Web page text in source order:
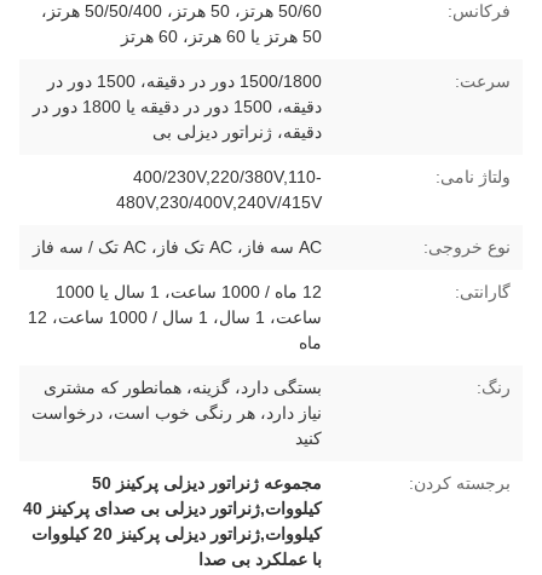
فرکانس:
50/60 هرتز، 50 هرتز، 50/50/400 هرتز،
50 هرتز یا 60 هرتز، 60 هرتز
سرعت:
1500/1800 دور در دقیقه، 1500 دور در
دقیقه، 1500 دور در دقیقه یا 1800 دور در
دقیقه، ژنراتور دیزلی بی
ولتاژ نامی:
400/230V,220/380V,110-
480V,230/400V,240V/415V
نوع خروجی: AC سه فاز، AC تک فاز، AC تک / سه فاز
گارانتی:
12 ماه / 1000 ساعت، 1 سال یا 1000
ساعت، 1 سال، 1 سال / 1000 ساعت، 12
ماه
رنگ:
بستگی دارد، گزینه، همانطور که مشتری
نیاز دارد، هر رنگی خوب است، درخواست
کنید
برجسته کردن:
مجموعه ژنراتور دیزلی پرکینز 50
کیلووات,ژنراتور دیزلی بی صدای پرکینز 40
کیلووات,ژنراتور دیزلی پرکینز 20 کیلووات
با عملکرد بی صدا